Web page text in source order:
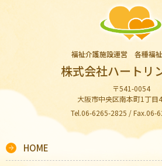
福祉介護施設運営 各種福
株式会社ハートリ
〒541-0054
大阪市中央区南本町1丁目
Tel.06-6265-2825 / Fax.06-
HOME